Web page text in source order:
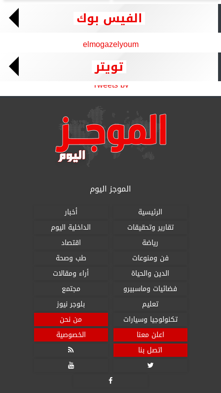
الفيس بوك
elmogazelyoum
تويتر
Tweets by
الموجز اليوم
الرئيسية
أخبار
تقارير وتحقيقات
الداخلية اليوم
رياضة
اقتصاد
فن ومنوعات
طب وصحة
الدين والحياة
أراء ومقالات
فضائيات وماسبيرو
مجتمع
تعليم
بلوجر نيوز
تكنولوجيا وسيارات
من نحن
اعلن معنا
الخصوصية
اتصل بنا



